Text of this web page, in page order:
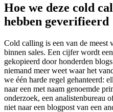
Hoe we deze cold
hebben geverifieerd
Cold calling is een van de meest
binnen sales. Een cijfer wordt
gekopieerd door honderden
niemand meer weet waar het
we één harde regel gehanteerd:
naar een met naam genoemde
onderzoek, een analistenbureau
niet naar een blogpost van een